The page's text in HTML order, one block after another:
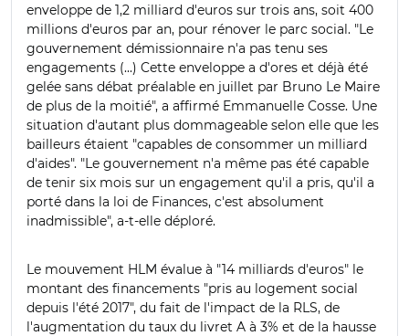
enveloppe de 1,2 milliard d'euros sur trois ans, soit 400
millions d'euros par an, pour rénover le parc social. "Le
gouvernement démissionnaire n'a pas tenu ses
engagements (...) Cette enveloppe a d'ores et déjà été
gelée sans débat préalable en juillet par Bruno Le Maire
de plus de la moitié", a affirmé Emmanuelle Cosse. Une
situation d'autant plus dommageable selon elle que les
bailleurs étaient "capables de consommer un milliard
d'aides". "Le gouvernement n'a même pas été capable
de tenir six mois sur un engagement qu'il a pris, qu'il a
porté dans la loi de Finances, c'est absolument
inadmissible", a-t-elle déploré.
Le mouvement HLM évalue à "14 milliards d'euros" le
montant des financements "pris au logement social
depuis l'été 2017", du fait de l'impact de la RLS, de
l'augmentation du taux du livret A à 3% et de la hausse